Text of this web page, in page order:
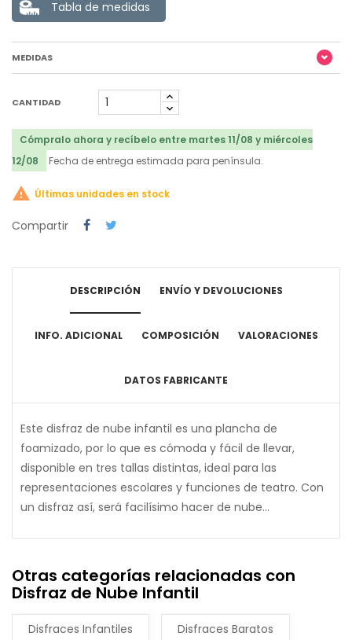
Tabla de medidas
MEDIDAS
CANTIDAD
Cómpralo ahora y recíbelo entre martes 11/08 y miércoles
12/08
Fecha de entrega estimada para península.
 Últimas unidades en stock
Compartir
DESCRIPCIÓN ENVÍO Y DEVOLUCIONES
INFO. ADICIONAL COMPOSICIÓN VALORACIONES
DATOS FABRICANTE
Este disfraz de nube infantil es una plancha de
foamizado, por lo que es cómoda y fácil de llevar,
disponible en tres tallas distintas, ideal para las
representaciones escolares y funciones de teatro. Con
un disfraz así, será facilísimo hacer de nube...
Otras categorías relacionadas con
Disfraz de Nube Infantil
Disfraces Infantiles Disfraces Baratos